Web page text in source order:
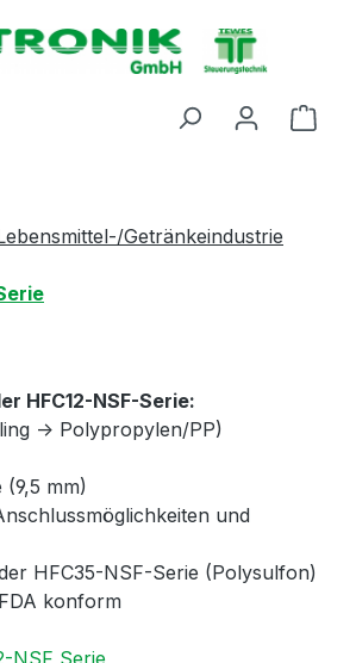
Getränkeindustrie
HFC12-NSF-Serie:
-> Polypropylen/PP)
mm)
und
HFC35-NSF-Serie (Polysulfon)
konform